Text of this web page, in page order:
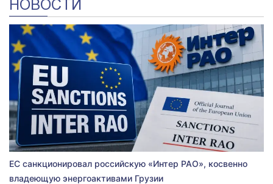
НОВОСТИ
ЕС санкционировал российскую «Интер РАО», косвенно
владеющую энергоактивами Грузии